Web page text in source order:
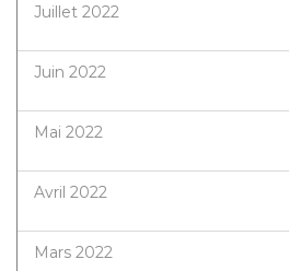
Juillet 2022
Juin 2022
Mai 2022
Avril 2022
Mars 2022